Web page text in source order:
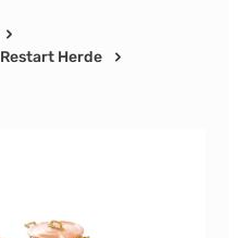
Restart Herde